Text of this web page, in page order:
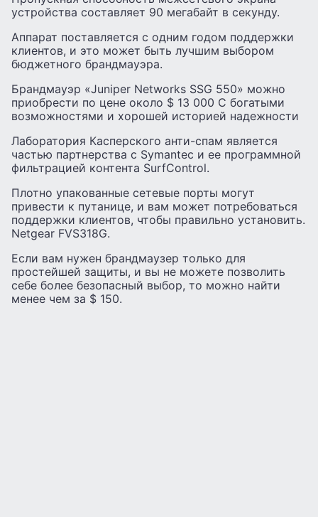
устройства составляет 90 мегабайт в секунду.
Аппарат поставляется с одним годом поддержки
клиентов, и это может быть лучшим выбором
бюджетного брандмауэра.
Брандмауэр «Juniper Networks SSG 550» можно
приобрести по цене около $ 13 000 С богатыми
возможностями и хорошей историей надежности
Лаборатория Касперского анти-спам является
частью партнерства с Symantec и ее программной
фильтрацией контента SurfControl.
Плотно упакованные сетевые порты могут
привести к путанице, и вам может потребоваться
поддержки клиентов, чтобы правильно установить.
Netgear FVS318G.
Если вам нужен брандмаузер только для
простейшей защиты, и вы не можете позволить
себе более безопасный выбор, то можно найти
менее чем за $ 150.